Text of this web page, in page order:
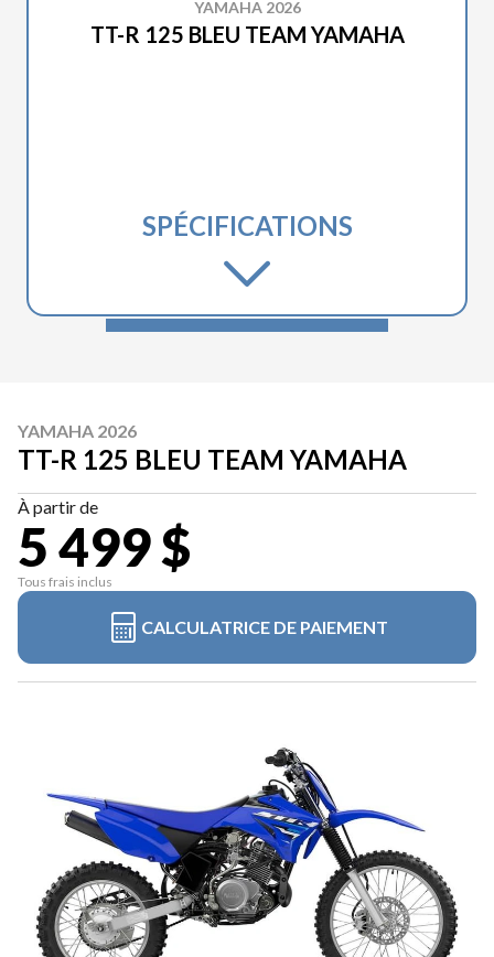
YAMAHA 2026
TT-R 125 BLEU TEAM YAMAHA
SPÉCIFICATIONS
YAMAHA 2026
TT-R 125 BLEU TEAM YAMAHA
À partir de
5 499 $
Tous frais inclus
CALCULATRICE DE PAIEMENT